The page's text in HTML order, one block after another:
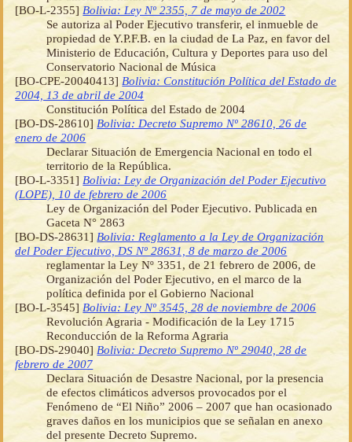
[BO-L-2355] Bolivia: Ley Nº 2355, 7 de mayo de 2002
Se autoriza al Poder Ejecutivo transferir, el inmueble de
propiedad de Y.P.F.B. en la ciudad de La Paz, en favor del
Ministerio de Educación, Cultura y Deportes para uso del
Conservatorio Nacional de Música
[BO-CPE-20040413] Bolivia: Constitución Política del Estado de
2004, 13 de abril de 2004
Constitución Política del Estado de 2004
[BO-DS-28610] Bolivia: Decreto Supremo Nº 28610, 26 de
enero de 2006
Declarar Situación de Emergencia Nacional en todo el
territorio de la República.
[BO-L-3351] Bolivia: Ley de Organización del Poder Ejecutivo
(LOPE), 10 de febrero de 2006
Ley de Organización del Poder Ejecutivo. Publicada en
Gaceta N° 2863
[BO-DS-28631] Bolivia: Reglamento a la Ley de Organización
del Poder Ejecutivo, DS Nº 28631, 8 de marzo de 2006
reglamentar la Ley Nº 3351, de 21 febrero de 2006, de
Organización del Poder Ejecutivo, en el marco de la
política definida por el Gobierno Nacional
[BO-L-3545] Bolivia: Ley Nº 3545, 28 de noviembre de 2006
Revolución Agraria - Modificación de la Ley 1715
Reconducción de la Reforma Agraria
[BO-DS-29040] Bolivia: Decreto Supremo Nº 29040, 28 de
febrero de 2007
Declara Situación de Desastre Nacional, por la presencia
de efectos climáticos adversos provocados por el
Fenómeno de “El Niño” 2006 – 2007 que han ocasionado
graves daños en los municipios que se señalan en anexo
del presente Decreto Supremo.